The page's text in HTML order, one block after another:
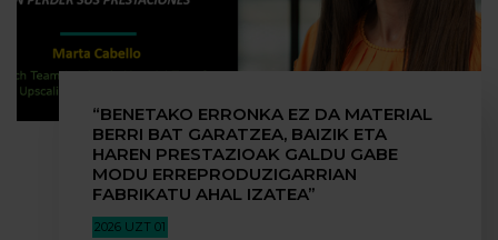
“BENETAKO ERRONKA EZ DA MATERIAL
BERRI BAT GARATZEA, BAIZIK ETA
HAREN PRESTAZIOAK GALDU GABE
MODU ERREPRODUZIGARRIAN
FABRIKATU AHAL IZATEA”
2026 UZT 01